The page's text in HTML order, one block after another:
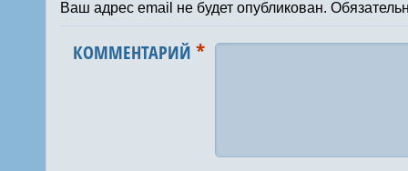
Ваш адрес email не будет опубликован.
КОММЕНТАРИЙ*